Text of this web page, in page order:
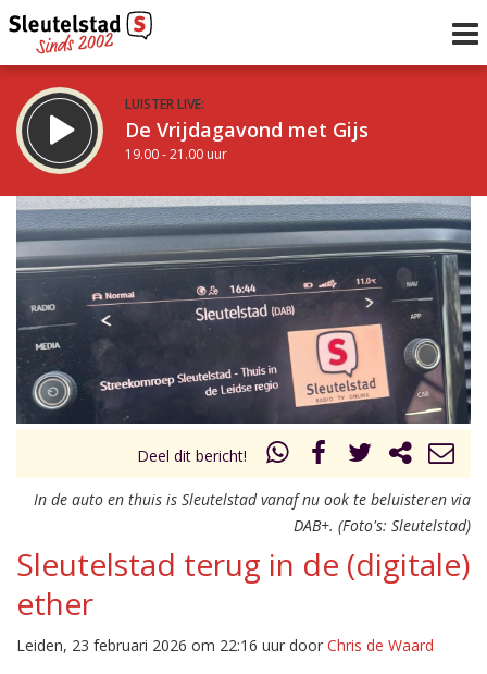
LUISTER LIVE:
De Vrijdagavond met Gijs
19.00 - 21.00 uur
STRAKS:
De avond van Sleutelstad
21.00 - 0.00 uur
Vorig uur
uur 1 van 0 Volgend uur
Deel dit bericht!
In de auto en thuis is Sleutelstad vanaf nu ook te beluisteren via
DAB+. (Foto's: Sleutelstad)
Sleutelstad terug in de (digitale)
ether
Leiden, 23 februari 2026 om 22:16 uur door Chris de Waard